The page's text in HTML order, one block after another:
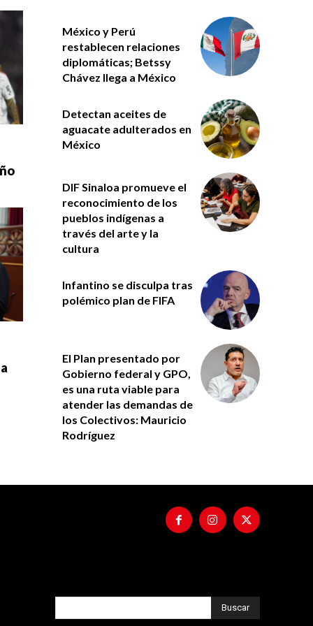
México y Perú
restablecen relaciones
diplomáticas; Betssy
Chávez llega a México
Detectan aceites de
aguacate adulterados en
México
DIF Sinaloa promueve el
reconocimiento de los
pueblos indígenas a
través del arte y la
cultura
Infantino se disculpa tras
polémico plan de FIFA
El Plan presentado por
Gobierno federal y GPO,
es una ruta viable para
atender las demandas de
los Colectivos: Mauricio
Rodríguez
Buscar